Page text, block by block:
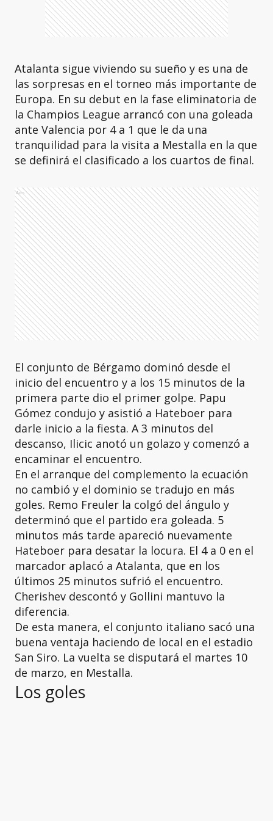
Atalanta sigue viviendo su sueño y es una de
las sorpresas en el torneo más importante de
Europa. En su debut en la fase eliminatoria de
la Champios League arrancó con una goleada
ante Valencia por 4 a 1 que le da una
tranquilidad para la visita a Mestalla en la que
se definirá el clasificado a los cuartos de final.
Ads
El conjunto de Bérgamo dominó desde el
inicio del encuentro y a los 15 minutos de la
primera parte dio el primer golpe. Papu
Gómez condujo y asistió a Hateboer para
darle inicio a la fiesta. A 3 minutos del
descanso, Ilicic anotó un golazo y comenzó a
encaminar el encuentro.
En el arranque del complemento la ecuación
no cambió y el dominio se tradujo en más
goles. Remo Freuler la colgó del ángulo y
determinó que el partido era goleada. 5
minutos más tarde apareció nuevamente
Hateboer para desatar la locura. El 4 a 0 en el
marcador aplacó a Atalanta, que en los
últimos 25 minutos sufrió el encuentro.
Cherishev descontó y Gollini mantuvo la
diferencia.
De esta manera, el conjunto italiano sacó una
buena ventaja haciendo de local en el estadio
San Siro. La vuelta se disputará el martes 10
de marzo, en Mestalla.
Los goles